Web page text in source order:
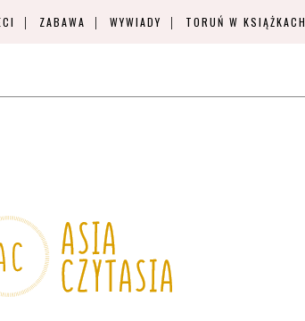
ZABAWA WYWIADY TORUŃ W KSIĄŻKACH